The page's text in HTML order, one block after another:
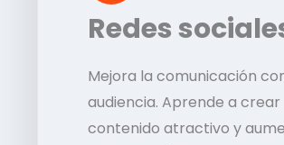
Redes
Mejora la comunicación
audiencia. Aprende a crear
contenido atractivo y